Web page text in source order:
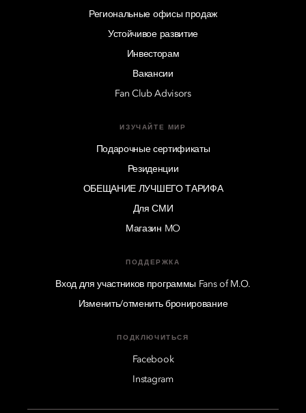
Региональные офисы продаж
Устойчивое развитие
Инвесторам
Вакансии
Fan Club Advisors
ИЗУЧАЙТЕ МИР
Подарочные сертификаты
Резиденции
ОБЕЩАНИЕ ЛУЧШЕГО ТАРИФА
Для СМИ
Магазин MO
ПОДДЕРЖКА
Вход для участников программы Fans of M.O.
Изменить/отменить бронирование
ПОДКЛЮЧИТЬСЯ
Facebook
Instagram